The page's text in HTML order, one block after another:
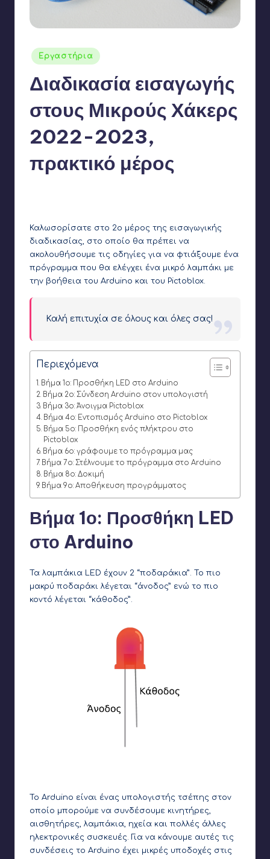
Αναρτήθηκε
σε
Εργαστήρια
Διαδικασία εισαγωγής
στους Μικρούς Χάκερς
2022-2023,
πρακτικό μέρος
Καλωσορίσατε στο 2ο μέρος της εισαγωγικής
διαδικασίας, στο οποίο θα πρέπει να
ακολουθήσουμε τις οδηγίες για να φτιάξουμε ένα
πρόγραμμα που θα ελέγχει ένα μικρό λαμπάκι με
την βοήθεια του Arduino και του Pictoblox.
Καλή επιτυχία σε όλους και όλες σας!
Περιεχόμενα
Βήμα 1ο: Προσθήκη LED στο Arduino
Βήμα 2ο: Σύνδεση Arduino στον υπολογιστή
Βήμα 3ο: Άνοιγμα Pictoblox
Βήμα 4ο: Εντοπισμός Arduino στο Pictoblox
Βήμα 5ο: Προσθήκη ενός πλήκτρου στο
Pictoblox
Βήμα 6ο: γράφουμε το πρόγραμμα μας
Βήμα 7ο: Στέλνουμε το πρόγραμμα στο Arduino
Βήμα 8ο: Δοκιμή
Βήμα 9ο: Αποθήκευση προγράμματος
Βήμα 1ο: Προσθήκη LED
στο Arduino
Τα λαμπάκια LED έχουν 2 “ποδαράκια”. Το πιο
μακρύ ποδαράκι λέγεται “άνοδος” ενώ το πιο
κοντό λέγεται “κάθοδος”.
Το Arduino είναι ένας υπολογιστής τσέπης στον
οποίο μπορούμε να συνδέσουμε κινητήρες,
αισθητήρες, λαμπάκια, ηχεία και πολλές άλλες
ηλεκτρονικές συσκευές. Για να κάνουμε αυτές τις
συνδέσεις το Arduino έχει μικρές υποδοχές στις